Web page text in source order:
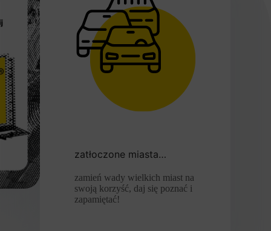
zatłoczone miasta…
zamień wady wielkich miast na
swoją korzyść, daj się poznać i
zapamiętać!